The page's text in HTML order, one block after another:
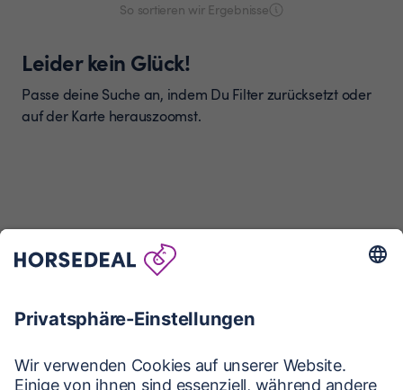
So sortieren wir Ergebnisse
Leider kein Glück!
Passe deine Suche an, indem Du Filter zurücksetzt oder
auf der Karte herauszoomst.